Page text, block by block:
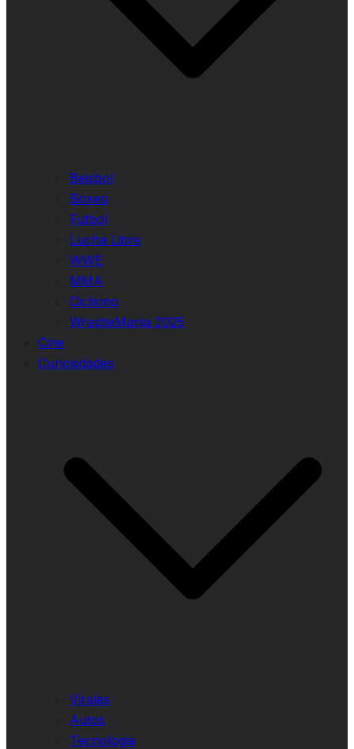
Beisbol
Boxeo
Futbol
Lucha Libre
WWE
MMA
Ciclismo
WrestleMania 2025
Cine
Curiosidades
Virales
Autos
Tecnologia